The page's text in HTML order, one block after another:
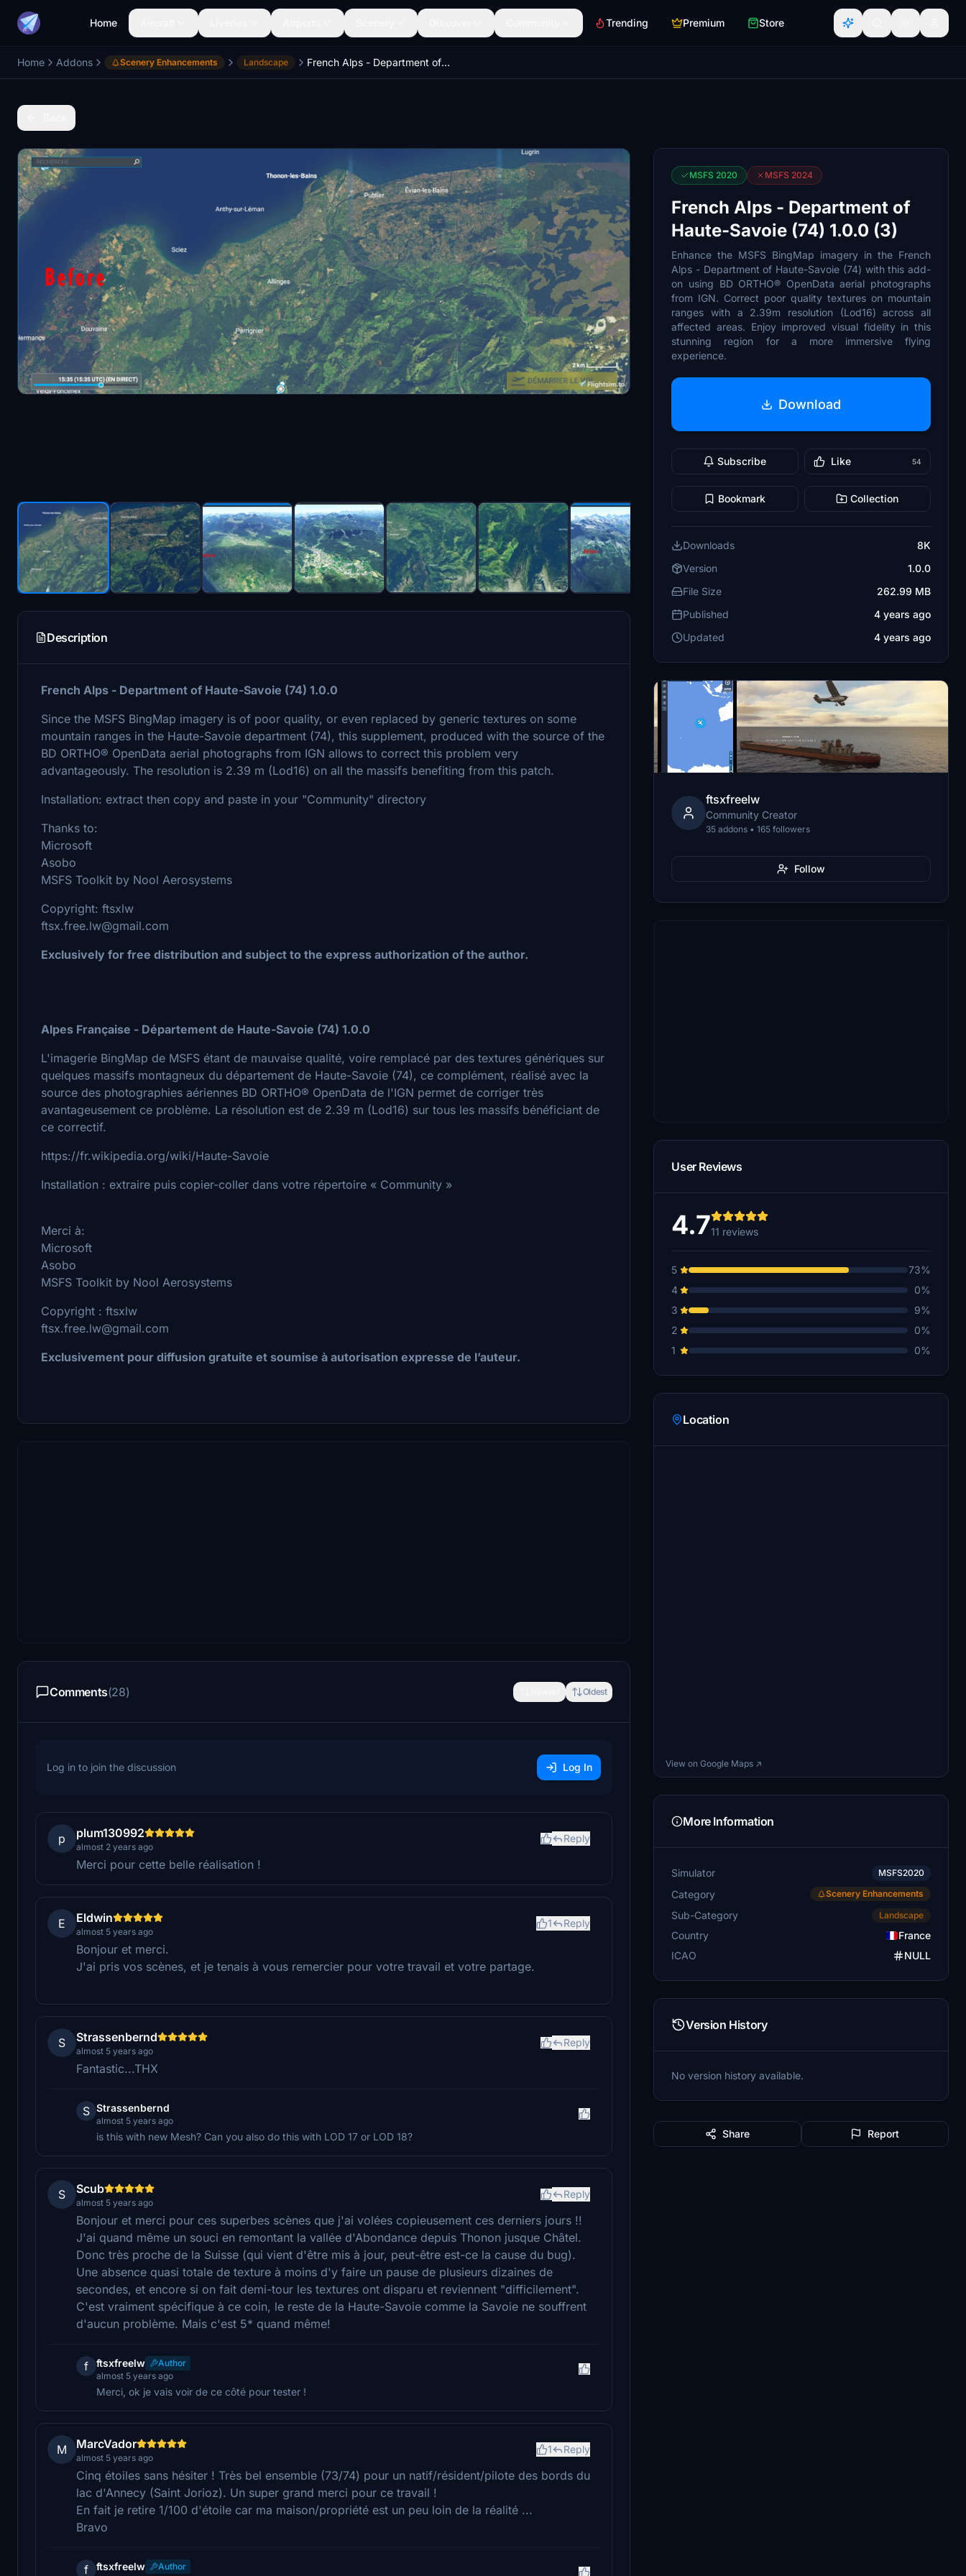
Home Trending Premium Store
Home Addons Scenery Enhancements Landscape French Alps - Department of Haute-Savoie (74) 1.0.0 (3)
Description
French Alps - Department of Haute-Savoie (74) 1.0.0
Since the MSFS BingMap imagery is of poor quality, or even replaced by generic textures on some
mountain ranges in the Haute-Savoie department (74), this supplement, produced with the source of the
BD ORTHO® OpenData aerial photographs from IGN allows to correct this problem very
advantageously. The resolution is 2.39 m (Lod16) on all the massifs benefiting from this patch.
Installation: extract then copy and paste in your "Community" directory
Thanks to:
Microsoft
Asobo
MSFS Toolkit by Nool Aerosystems
Copyright: ftsxlw
ftsx.free.lw@gmail.com
Exclusively for free distribution and subject to the express authorization of the author.
Alpes Française - Département de Haute-Savoie (74) 1.0.0
L'imagerie BingMap de MSFS étant de mauvaise qualité, voire remplacé par des textures génériques sur
quelques massifs montagneux du département de Haute-Savoie (74), ce complément, réalisé avec la
source des photographies aériennes BD ORTHO® OpenData de l'IGN permet de corriger très
avantageusement ce problème. La résolution est de 2.39 m (Lod16) sur tous les massifs bénéficiant de
ce correctif.
https://fr.wikipedia.org/wiki/Haute-Savoie
Installation : extraire puis copier-coller dans votre répertoire « Community »
Merci à:
Microsoft
Asobo
MSFS Toolkit by Nool Aerosystems
Copyright : ftsxlw
ftsx.free.lw@gmail.com
Exclusivement pour diffusion gratuite et soumise à autorisation expresse de l’auteur.
Comments(28) Oldest
Log in to join the discussion Log In
p plum130992
almost 2 years ago
Reply
Merci pour cette belle réalisation !
E Eldwin
almost 5 years ago
1 Reply
Bonjour et merci.
J'ai pris vos scènes, et je tenais à vous remercier pour votre travail et votre partage.
S Strassenbernd
almost 5 years ago
Reply
Fantastic...THX
S Strassenbernd
almost 5 years ago
is this with new Mesh? Can you also do this with LOD 17 or LOD 18?
S Scub
almost 5 years ago
Reply
Bonjour et merci pour ces superbes scènes que j'ai volées copieusement ces derniers jours !!
J'ai quand même un souci en remontant la vallée d'Abondance depuis Thonon jusque Châtel.
Donc très proche de la Suisse (qui vient d'être mis à jour, peut-être est-ce la cause du bug).
Une absence quasi totale de texture à moins d'y faire un pause de plusieurs dizaines de
secondes, et encore si on fait demi-tour les textures ont disparu et reviennent "difficilement".
C'est vraiment spécifique à ce coin, le reste de la Haute-Savoie comme la Savoie ne souffrent
d'aucun problème. Mais c'est 5* quand même!
f ftsxfreelw
Author
almost 5 years ago
Merci, ok je vais voir de ce côté pour tester !
M MarcVador
almost 5 years ago
1 Reply
Cinq étoiles sans hésiter ! Très bel ensemble (73/74) pour un natif/résident/pilote des bords du
lac d'Annecy (Saint Jorioz). Un super grand merci pour ce travail !
En fait je retire 1/100 d'étoile car ma maison/propriété est un peu loin de la réalité ...
Bravo
f ftsxfreelw
Author
MSFS 2020 MSFS 2024
French Alps - Department of
Haute-Savoie (74) 1.0.0 (3)
Enhance the MSFS BingMap imagery in the French
Alps - Department of Haute-Savoie (74) with this add-
on using BD ORTHO® OpenData aerial photographs
from IGN. Correct poor quality textures on mountain
ranges with a 2.39m resolution (Lod16) across all
affected areas. Enjoy improved visual fidelity in this
stunning region for a more immersive flying
experience.
Download
Subscribe Like 54
Bookmark Collection
Downloads
8K
Version
1.0.0
File Size
262.99 MB
Published
4 years ago
Updated
4 years ago
ftsxfreelw
Community Creator
35 addons • 165 followers
Follow
User Reviews
4.711 reviews
5
73%
4
0%
3
9%
2
0%
1
0%
Location
View on Google Maps ↗
More Information
Simulator MSFS2020
Category Scenery Enhancements
Sub-Category Landscape
Country
France
ICAO
NULL
Version History
No version history available.
Share Report